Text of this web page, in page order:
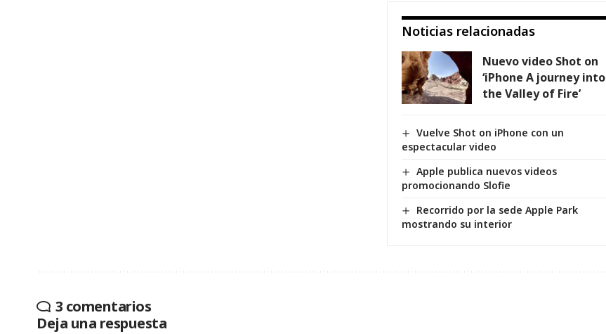
Noticias relacionadas
Nuevo video Shot on
‘iPhone A journey into
the Valley of Fire’
Vuelve Shot on iPhone con un
espectacular video
Apple publica nuevos videos
promocionando Slofie
Recorrido por la sede Apple Park
mostrando su interior
3 comentarios
Deja una respuesta